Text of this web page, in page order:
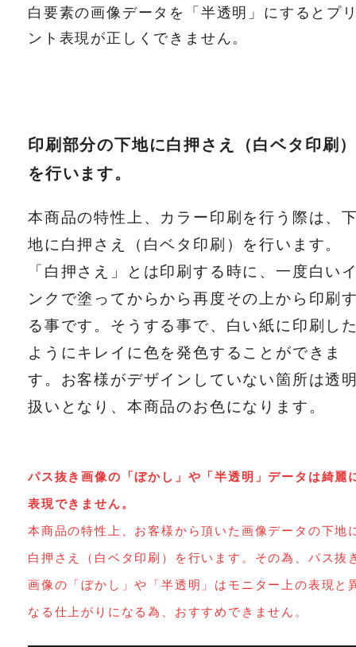
白要素の画像データを「半透明」にするとプ
ント表現が正しくできません。
印刷部分の下地に白押さえ（白ベタ印刷
を行います。
本商品の特性上、カラー印刷を行う際は、
地に白押さえ（白ベタ印刷）を行います。
「白押さえ」とは印刷する時に、一度白い
ンクで塗ってからから再度その上から印刷
る事です。そうする事で、白い紙に印刷し
ようにキレイに色を発色することができま
す。お客様がデザインしていない箇所は透
扱いとなり、本商品のお色になります。
パス抜き画像の「ぼかし」や「半透明」データは綺麗
表現できません。
本商品の特性上、お客様から頂いた画像データの下地
白押さえ（白ベタ印刷）を行います。その為、パス抜
画像の「ぼかし」や「半透明」はモニター上の表現と
なる仕上がりになる為、おすすめできません。